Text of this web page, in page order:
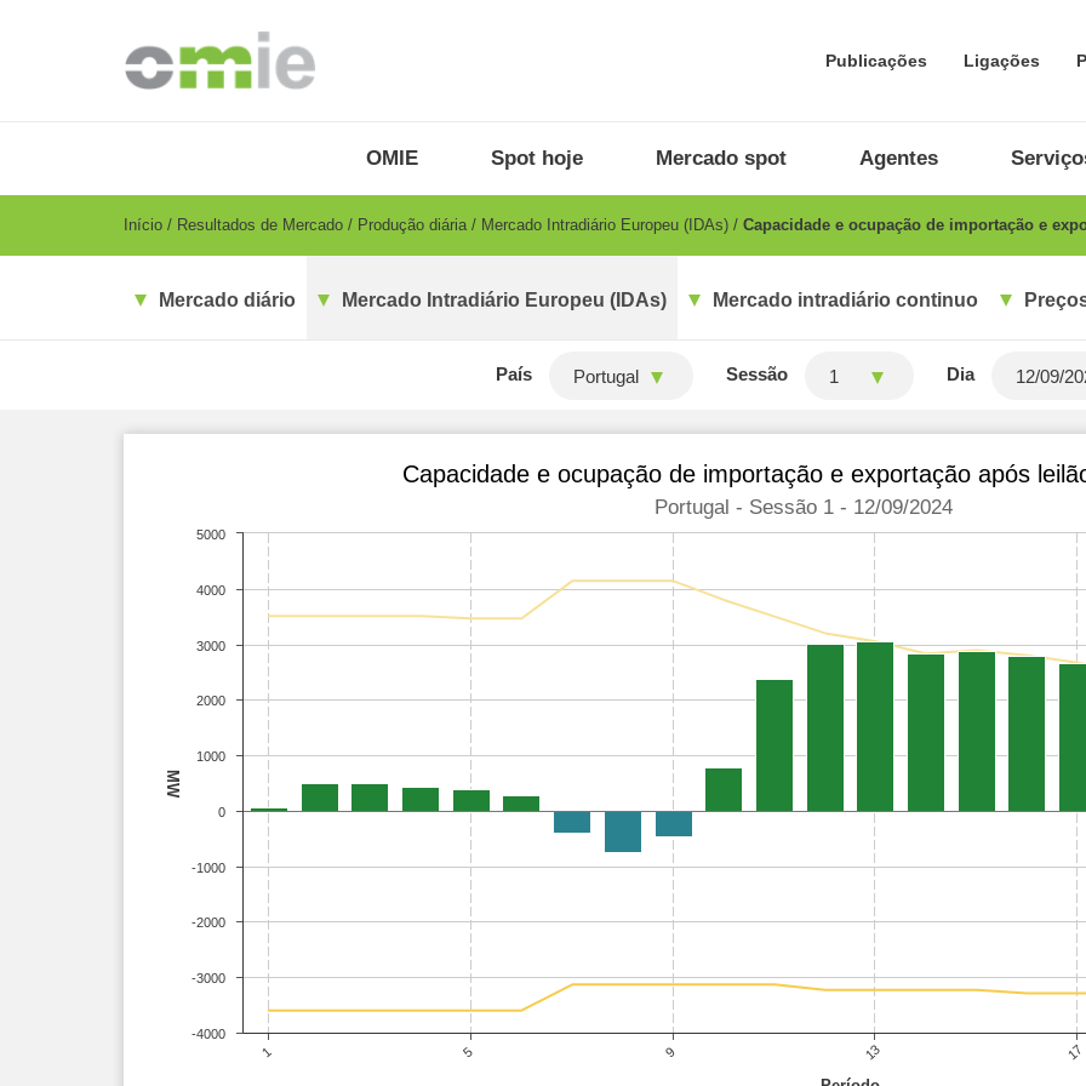
Publicações Ligações
PT
OMIE Spot hoje Mercado spot Agentes
Breadcrumb
Início Resultados de Mercado Produção diária Mercado Intradiário Europeu (IDAs) Capacidade e ocupação de importação e
Mercado diário Mercado Intradiário Europeu (IDAs) Mercado intradiário continuo
País Portugal Sessão 1 Dia
MW
Capacidade e ocupação de importação e exportação após
Portugal - Sessão 1 - 12/09/2024
1 5 9 13 17
-4000
-3000
-2000
-1000
0
1000
2000
3000
4000
5000